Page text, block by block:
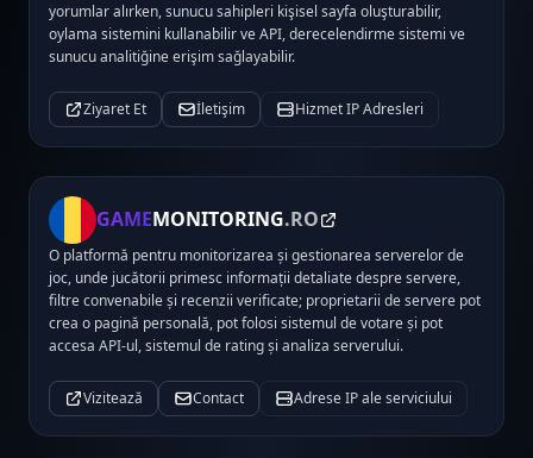
yorumlar alırken, sunucu sahipleri kişisel sayfa oluşturabilir,
oylama sistemini kullanabilir ve API, derecelendirme sistemi ve
sunucu analitiğine erişim sağlayabilir.
Ziyaret Et İletişim Hizmet IP Adresleri
GAMEMONITORING.RO
O platformă pentru monitorizarea și gestionarea serverelor de
joc, unde jucătorii primesc informații detaliate despre servere,
filtre convenabile și recenzii verificate; proprietarii de servere pot
crea o pagină personală, pot folosi sistemul de votare și pot
accesa API-ul, sistemul de rating și analiza serverului.
Vizitează Contact Adrese IP ale serviciului